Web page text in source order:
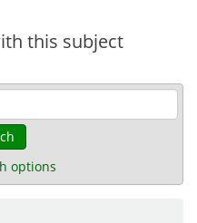
this subject
options